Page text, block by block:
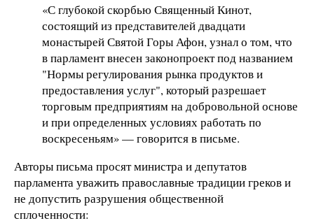
«С глубокой скорбью Священный Кинот,
состоящий из представителей двадцати
монастырей Святой Горы Афон, узнал о том, что
в парламент внесен законопроект под названием
"Нормы регулирования рынка продуктов и
предоставления услуг", который разрешает
торговым предприятиям на добровольной основе
и при определенных условиях работать по
воскресеньям» — говорится в письме.
Авторы письма просят министра и депутатов
парламента уважить православные традиции греков и
не допустить разрушения общественной
сплоченности: